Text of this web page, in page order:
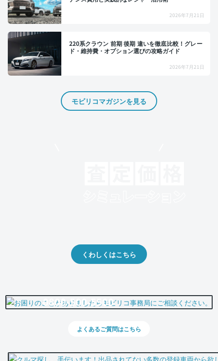
2026年7月21日
220系クラウン 前期 後期 違いを徹底比較！グレー
ド・維持費・オプション選びの攻略ガイド
2026年7月21日
モビリコマガジンを見る
くわしくはこちら
0800-500-5500
よくあるご質問はこちら